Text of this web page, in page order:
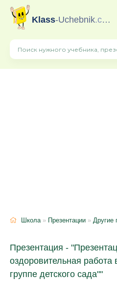
Klass-Uchebnik.com
Школа» Презентации » Другие
Презентация -
оздоровительная работа
группе детского сада""